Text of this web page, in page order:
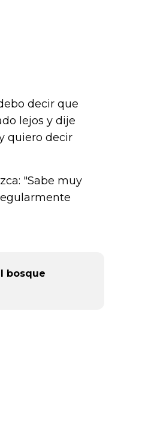
decir que
lejos y dije
quiero decir
"Sabe muy
bosque